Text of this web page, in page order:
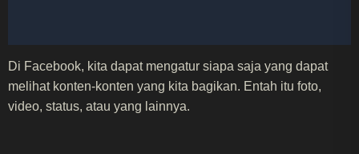
Di Facebook, kita dapat mengatur siapa saja yang dapat
melihat konten-konten yang kita bagikan. Entah itu foto,
video, status, atau yang lainnya.